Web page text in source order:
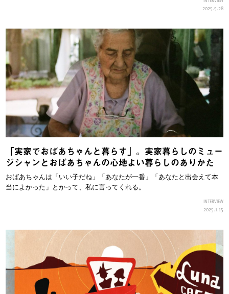
2025.5.28
「実家でおばあちゃんと暮らす」。実家暮らしのミュー
ジシャンとおばあちゃんの心地よい暮らしのありかた
おばあちゃんは「いい子だね」「あなたが一番」「あなたと出会えて本
当によかった」とかって、私に言ってくれる。
INTERVIEW
2025.1.15